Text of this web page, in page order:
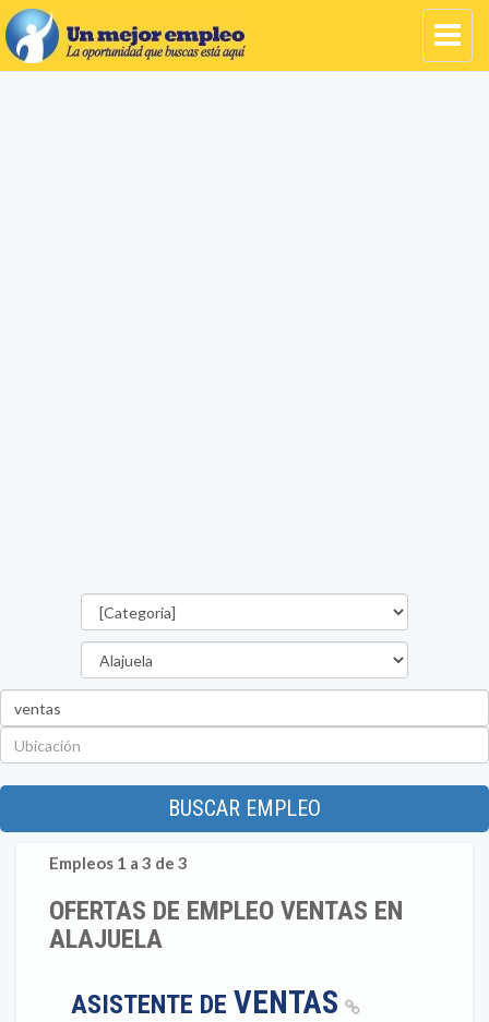
BUSCAR EMPLEO
Empleos 1 a 3 de 3
OFERTAS DE EMPLEO VENTAS EN
ALAJUELA
ASISTENTE DE VENTAS